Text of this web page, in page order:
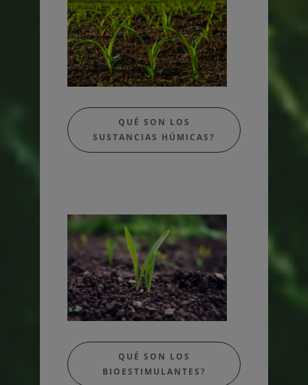
QUÉ SON LOS
SUSTANCIAS HÚMICAS?
QUÉ SON LOS
BIOESTIMULANTES?